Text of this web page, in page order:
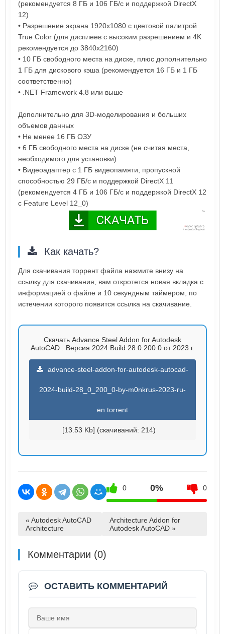
(рекомендуется 8 ГБ и 106 ГБ/с и поддержкой DirectX
12)
• Разрешение экрана 1920x1080 с цветовой палитрой
True Color (для дисплеев с высоким разрешением и 4K
рекомендуется до 3840x2160)
• 10 ГБ свободного места на диске, плюс дополнительно
1 ГБ для дискового кэша (рекомендуется 16 ГБ и 1 ГБ
соответственно)
• .NET Framework 4.8 или выше
Дополнительно для 3D-моделирования и больших
объемов данных
• Не менее 16 ГБ ОЗУ
• 6 ГБ свободного места на диске (не считая места,
необходимого для установки)
• Видеоадаптер с 1 ГБ видеопамяти, пропускной
способностью 29 ГБ/с и поддержкой DirectX 11
(рекомендуется 4 ГБ и 106 ГБ/с и поддержкой DirectX 12
с Feature Level 12_0)
Как качать?
Для скачивания торрент файла нажмите внизу на
ссылку для скачивания, вам откротется новая вкладка с
информацией о файле и 10 секундным таймером, по
истечении которого появится ссылка на скачивание.
Скачать Advance Steel Addon for Autodesk
AutoCAD . Версия 2024 Build 28.0.200.0 от 2023 г.
advance-steel-addon-for-autodesk-autocad-
2024-build-28_0_200_0-by-m0nkrus-2023-ru-
en.torrent
[13.53 Kb] (cкачиваний: 214)
0 0% 0
« Autodesk AutoCAD
Architecture
Architecture Addon for
Autodesk AutoCAD »
Комментарии (0)
ОСТАВИТЬ КОММЕНТАРИЙ